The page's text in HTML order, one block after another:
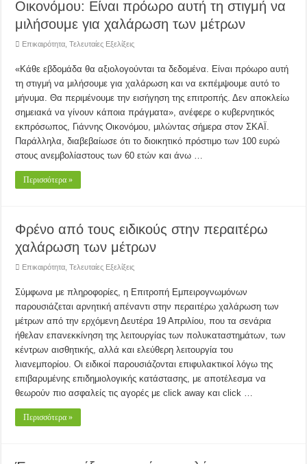
Οικονόμου: Είναι πρόωρο αυτή τη στιγμή να
μιλήσουμε για χαλάρωση των μέτρων
Επικαιρότητα ,Τελευταίες Εξελίξεις
«Κάθε εβδομάδα θα αξιολογούνται τα δεδομένα. Είναι πρόωρο αυτή
τη στιγμή να μιλήσουμε για χαλάρωση και να εκπέμψουμε αυτό το
μήνυμα. Θα περιμένουμε την εισήγηση της επιτροπής. Δεν αποκλείω
σημειακά να γίνουν κάποια πράγματα», ανέφερε ο κυβερνητικός
εκπρόσωπος, Γιάννης Οικονόμου, μιλώντας σήμερα στον ΣΚΑΪ.
Παράλληλα, διαβεβαίωσε ότι το διοικητικό πρόστιμο των 100 ευρώ
στους ανεμβολίαστους των 60 ετών και άνω …
Περισσότερα »
Φρένο από τους ειδικούς στην περαιτέρω
χαλάρωση των μέτρων
Επικαιρότητα ,Τελευταίες Εξελίξεις
Σύμφωνα με πληροφορίες, η Επιτροπή Εμπειρογνωμόνων
παρουσιάζεται αρνητική απέναντι στην περαιτέρω χαλάρωση των
μέτρων από την ερχόμενη Δευτέρα 19 Απριλίου, που τα σενάρια
ήθελαν επανεκκίνηση της λειτουργίας των πολυκαταστημάτων, των
κέντρων αισθητικής, αλλά και ελεύθερη λειτουργία του
λιανεμπορίου. Οι ειδικοί παρουσιάζονται επιφυλακτικοί λόγω της
επιβαρυμένης επιδημιολογικής κατάστασης, με αποτέλεσμα να
θεωρούν πιο ασφαλείς τις αγορές με click away και click …
Περισσότερα »